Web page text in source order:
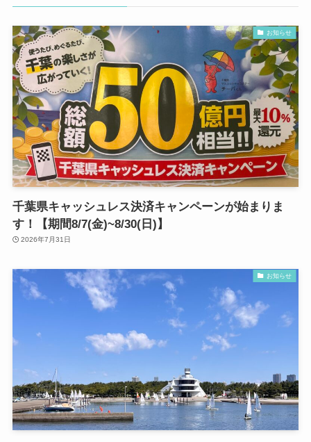
お知らせ
千葉県キャッシュレス決済キャンペーンが始まりま
す！【期間8/7(金)~8/30(日)】
2026年7月31日
お知らせ